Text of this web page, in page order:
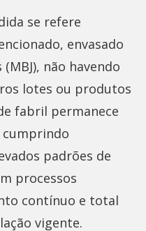
se refere
envasado
não havendo
lotes ou produtos
fabril permanece
padrões de
processos
contínuo e total
vigente.